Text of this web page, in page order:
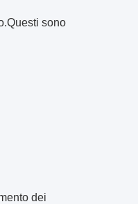
sono
dei